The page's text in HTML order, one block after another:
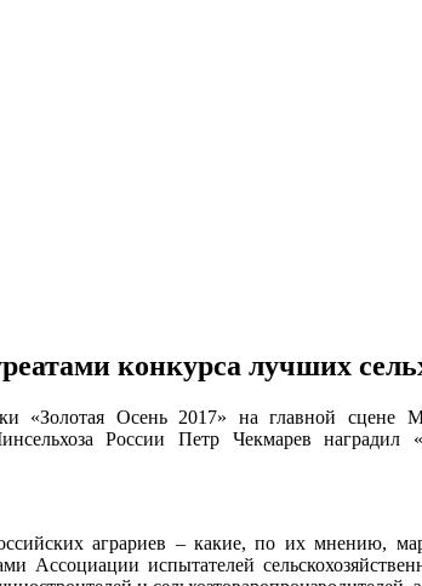
конкурса лучших
«Золотая Осень 2017» на главной сцене
России Петр Чекмарев наградил
аграриев – какие, по их мнению,
Ассоциации испытателей